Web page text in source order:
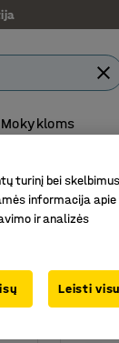
Mokykloms
Senasis
turinį bei
informacija
ir analizės
Leisti